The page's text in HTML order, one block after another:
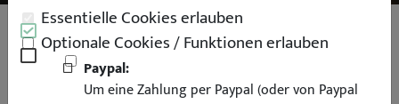
Pipercross Sportluftfilter für BMW
5er E39 20i 23i 25i 28i 30i PP1221DRY
Essentielle Cookies erlauben
Optionale Cookies / Funktionen erlauben
Paypal:
Um eine Zahlung per Paypal (oder von Paypal